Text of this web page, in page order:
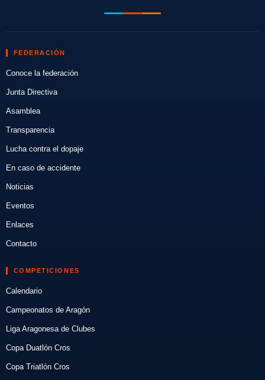
FEDERACIÓN
Conoce la federación
Junta Directiva
Asamblea
Transparencia
Lucha contra el dopaje
En caso de accidente
Noticias
Eventos
Enlaces
Contacto
COMPETICIONES
Calendario
Campeonatos de Aragón
Liga Aragonesa de Clubes
Copa Duatlón Cros
Copa Triatlón Cros